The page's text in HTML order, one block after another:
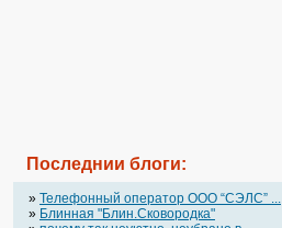
Последнии блоги:
» Телефонный оператор OOO “СЭЛС” ...
» Блинная "Блин.Сковородка"